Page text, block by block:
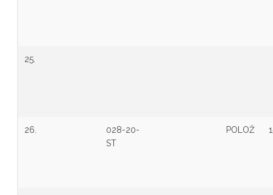
25.
26.
028-20-
ST
POLOŽ